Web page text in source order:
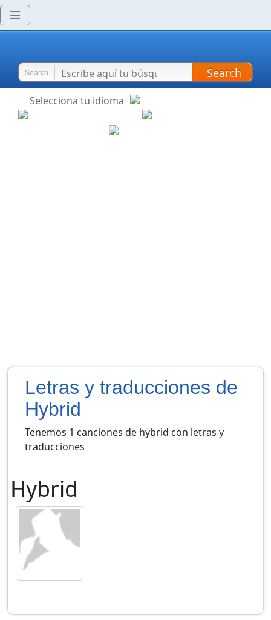
Search Search
Selecciona tu idioma
Letras y traducciones de
Hybrid
Tenemos 1 canciones de hybrid con letras y
traducciones
Hybrid